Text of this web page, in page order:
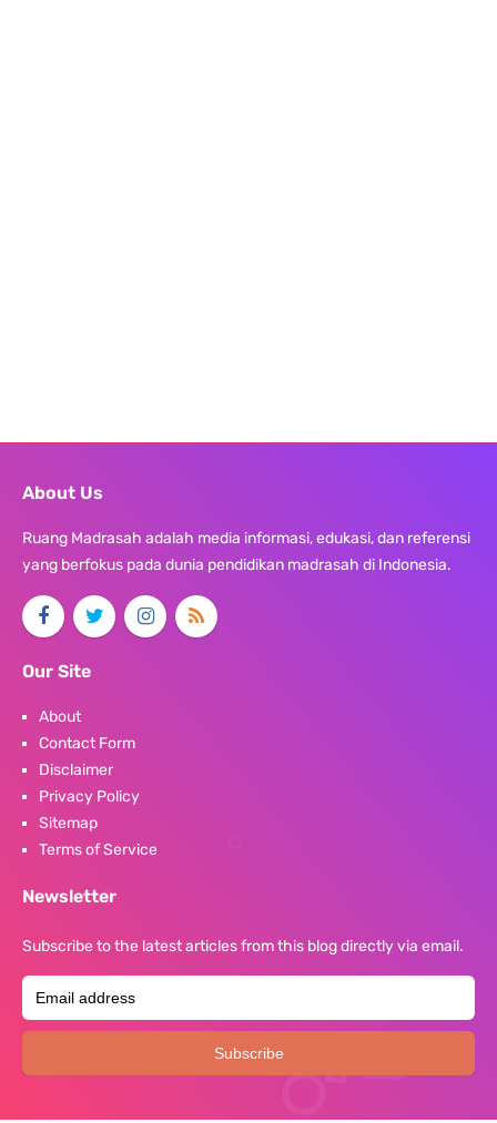
About Us
Ruang Madrasah adalah media informasi, edukasi, dan referensi
yang berfokus pada dunia pendidikan madrasah di Indonesia.
Our Site
About
Contact Form
Disclaimer
Privacy Policy
Sitemap
Terms of Service
Newsletter
Subscribe to the latest articles from this blog directly via email.